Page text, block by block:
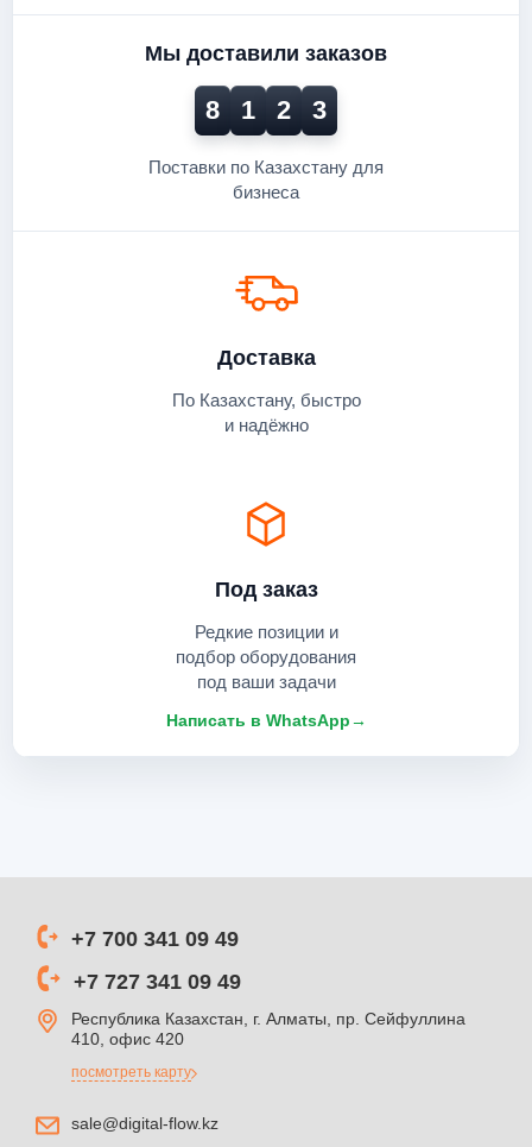
Мы доставили заказов
8 1 2 3
Поставки по Казахстану для
бизнеса
Под заказ
Редкие позиции и
подбор оборудования
под ваши задачи
Написать в WhatsApp→
Доставка
По Казахстану, быстро
и надёжно
+7 700 341 09 49
+7 727 341 09 49
Республика Казахстан, г. Алматы, пр. Сейфуллина
410, офис 420
посмотреть карту
sale@digital-flow.kz